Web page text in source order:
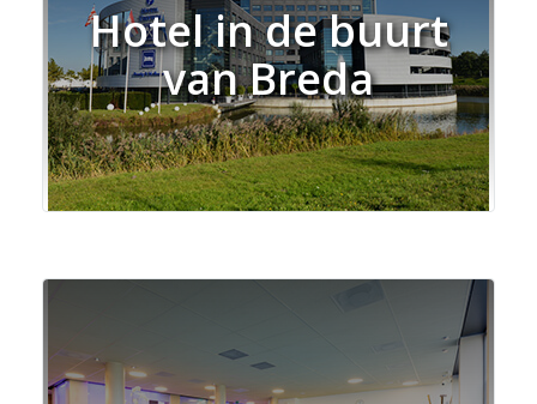
Hotel in de buurt
van Breda